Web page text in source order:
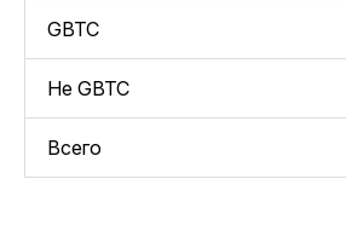
GBTC
Не GBTC
Всего